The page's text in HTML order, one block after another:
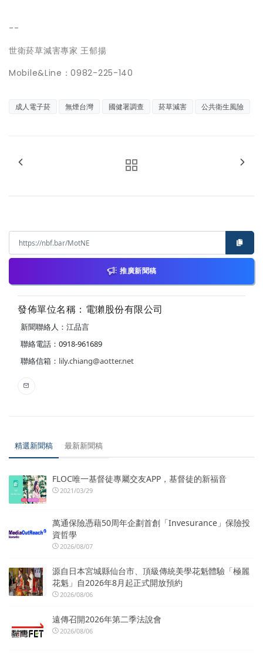
--
世衛菸草減害專家 王郁揚
Mobile&Line：0982-225-140
成人電子菸 無煙台灣 國健署調查 菸草減害 公共衛生風險
推廣新聞稿
發佈單位名稱：電獺股份有限公司
新聞聯絡人：江品言
聯絡電話：0918-961689
聯絡信箱： lily.chiang@aotter.net
精選新聞稿 最新新聞稿
FLOC唯一基督徒專屬交友APP，基督徒的新福音
2021/03/29
萬通保險憑藉50周年企劃首創「Invesurance」保險投
資哲學
2026/08/07
源自日本宮城縣仙台市、頂級傳統美學花魁體驗「極麗
花魁」自2026年8月起正式開放預約
2026/08/06
遠傳召開2026年第二季法說會
2026/08/06